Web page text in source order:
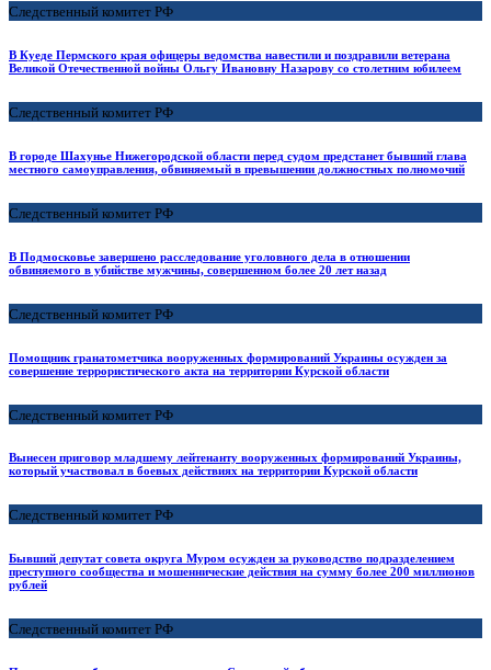
Следственный комитет РФ
В Куеде Пермского края офицеры ведомства навестили и поздравили ветерана
Великой Отечественной войны Ольгу Ивановну Назарову со столетним юбилеем
Следственный комитет РФ
В городе Шахунье Нижегородской области перед судом предстанет бывший глава
местного самоуправления, обвиняемый в превышении должностных полномочий
Следственный комитет РФ
В Подмосковье завершено расследование уголовного дела в отношении
обвиняемого в убийстве мужчины, совершенном более 20 лет назад
Следственный комитет РФ
Помощник гранатометчика вооруженных формирований Украины осужден за
совершение террористического акта на территории Курской области
Следственный комитет РФ
Вынесен приговор младшему лейтенанту вооруженных формирований Украины,
который участвовал в боевых действиях на территории Курской области
Следственный комитет РФ
Бывший депутат совета округа Муром осужден за руководство подразделением
преступного сообщества и мошеннические действия на сумму более 200 миллионов
рублей
Следственный комитет РФ